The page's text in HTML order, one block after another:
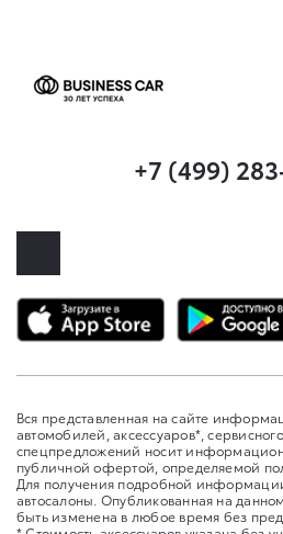
+7 (499)
Вся представленная на сайте
автомобилей, аксессуаров*,
спецпредложений носит
публичной офертой, определяемой
Для получения подробной
автосалоны. Опубликованная на
быть изменена в любое время без